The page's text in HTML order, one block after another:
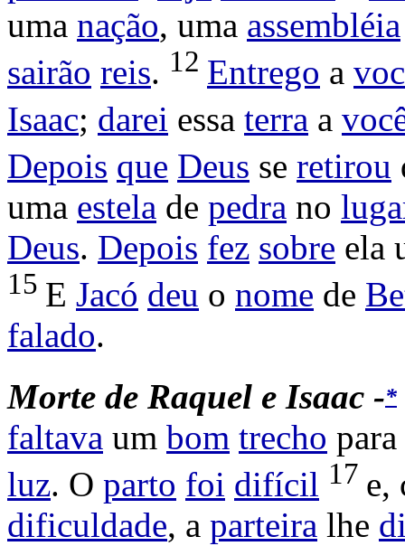
uma nação, uma assembléia
sairão reis. 12 Entrego a
Isaac; darei essa terra a
Depois que Deus se retirou
uma estela de pedra no
Deus. Depois fez sobre ela
15 E Jacó deu o nome de
falado.
Morte de Raquel e Isaac -*
faltava um bom trecho para
luz. O parto foi difícil 17 e,
dificuldade, a parteira lhe